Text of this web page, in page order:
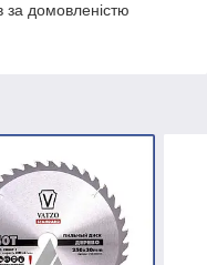
за домовленістю